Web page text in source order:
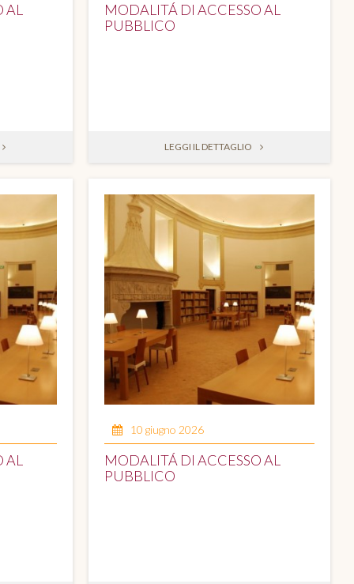
MODALITÁ DI ACCESSO AL
PUBBLICO
LEGGI IL DETTAGLIO
10 giugno 2026
MODALITÁ DI ACCESSO AL
PUBBLICO